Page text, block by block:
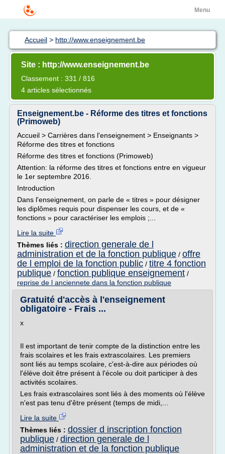
Menu
Accueil > http://www.enseignement.be
Site : http://www.enseignement.be
Classement : 331 / 816
4 articles sélectionnés
Enseignement.be - Réforme des titres et fonctions
(Primoweb)
Accueil > Carrières dans l'enseignement > Enseignants >
Réforme des titres et fonctions
Réforme des titres et fonctions (Primoweb)
Attention: la réforme des titres et fonctions entre en vigueur
le 1er septembre 2016.
Introduction
Dans l'enseignement, on parle de « titres » pour désigner
les diplômes requis pour dispenser les cours, et de «
fonctions » pour caractériser les emplois ;...
Lire la suite
Thèmes liés : direction generale de l
administration et de la fonction publique / offre
de l emploi de la fonction public / titre 4 fonction
publique / fonction publique enseignement /
reprise de l anciennete dans la fonction publique
Gratuité d'accès à l'enseignement
obligatoire - Frais ...
x
Il est important de tenir compte de la distinction entre les
frais scolaires et les frais extrascolaires. Les premiers
sont liés au temps scolaire, c'est-à-dire aux périodes où
l'élève doit être présent à l'école ou doit participer à des
activités scolaires.
Les frais extrascolaires sont liés à des moments où l'élève
n'est pas tenu d'être présent (temps de midi,...
Lire la suite
Thèmes liés : dossier d inscription fonction
publique / direction generale de l
administration et de la fonction publique